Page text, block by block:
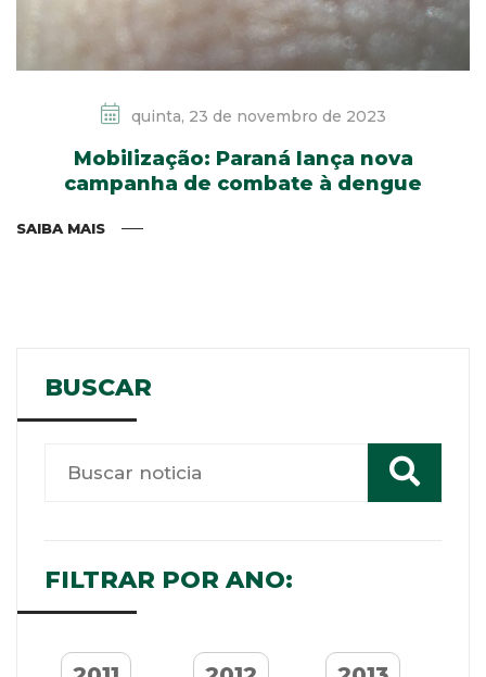
quinta, 23 de novembro de 2023
Mobilização: Paraná lança nova
campanha de combate à dengue
SAIBA MAIS
BUSCAR
FILTRAR POR ANO: